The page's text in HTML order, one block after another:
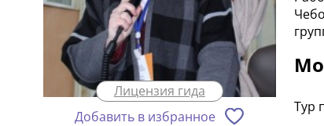
Лицензия гида
Добавить в избранное
Тур